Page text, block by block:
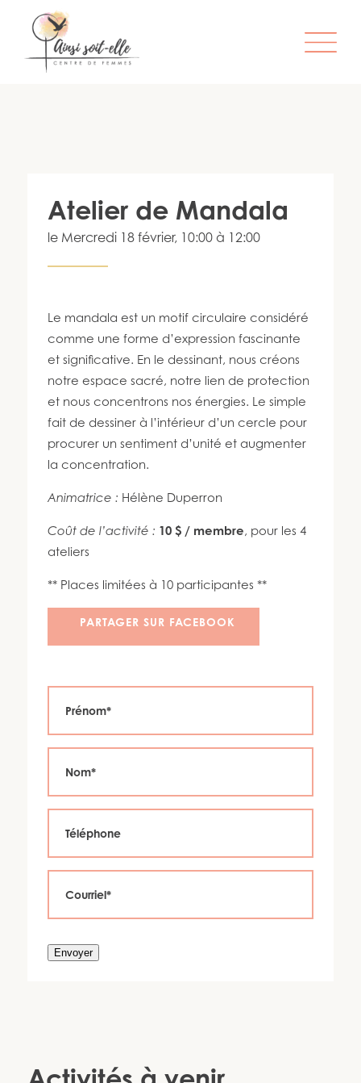
ÊTRE MEMBRE
S’IMPLIQUER
450 447-3576
Atelier de Mandala
le Mercredi 18 février, 10:00 à 12:00
Le mandala est un motif circulaire considéré
comme une forme d’expression fascinante
et significative. En le dessinant, nous créons
notre espace sacré, notre lien de protection
et nous concentrons nos énergies. Le simple
fait de dessiner à l’intérieur d’un cercle pour
procurer un sentiment d’unité et augmenter
la concentration.
Animatrice : Hélène Duperron
Coût de l’activité : 10 $ / membre, pour les 4
ateliers
** Places limitées à 10 participantes **
PARTAGER SUR FACEBOOK
Envoyer